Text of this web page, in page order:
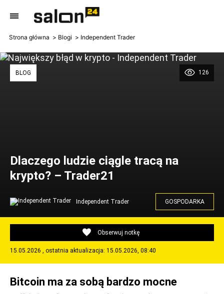
Strona główna Blogi Independent Trader
Największy błąd w krypto - Independent Trader
126
BLOG
Dlaczego ludzie ciągle tracą na
krypto? – Trader21
Independent Trader GOSPODARKA
Obserwuj notkę
15.05.2026 , ostatnia aktualizacja: 15.05.2026, 08:40
Bitcoin ma za sobą bardzo mocne